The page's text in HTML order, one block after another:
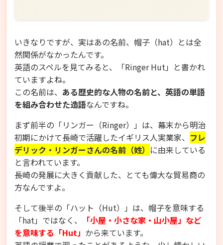
いきなりですが、実はあの名前、帽子（hat）とは全
然関係がなかったんです。
英語のスペルを見てみると、「Ringer Hut」と書かれ
ていますよね。
この名前は、 ある歴史的な人物の名前と、英語の単語
を組み合わせた造語なんですね。
まず前半の「リンガー（Ringer）」は、幕末から明治
初期にかけて長崎で活躍したイギリス人実業家、 フレ
デリック・リンガーさんの名前（姓） に由来している
と言われています。
長崎の発展に大きく貢献した、とても偉大な貿易商の
方なんですよ。
そして後半の「ハット（Hut）」は、帽子を意味する
「hat」ではなく、
「小屋・小さな家・山小屋」など
を意味する「Hut」 から来ています。